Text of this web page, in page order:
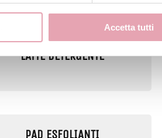
Accetta tutti
LATTE DETERGENTE
PAD ESFOLIANTI